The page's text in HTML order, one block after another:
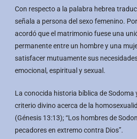
Con respecto a la palabra hebrea
señala a persona del sexo femenino.
acordó que el matrimonio fuese una
permanente entre un hombre y una
satisfacer mutuamente sus
emocional, espiritual y sexual.
La conocida historia bíblica de Sodoma
criterio divino acerca de la
(Génesis 13:13); “Los hombres de
pecadores en extremo contra Dios”.